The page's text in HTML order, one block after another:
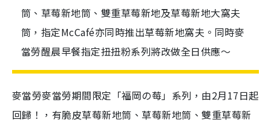
筒、草莓新地筒、雙重草莓新地及草莓新地大窩夫
筒，指定McCafé亦同時推出草莓新地窩夫。同時麥
當勞醒晨早餐指定扭扭粉系列將改做全日供應～
麥當勞麥當勞期間限定「福岡の莓」系列，由2月17日起
回歸！，有脆皮草莓新地筒、草莓新地筒、雙重草莓新